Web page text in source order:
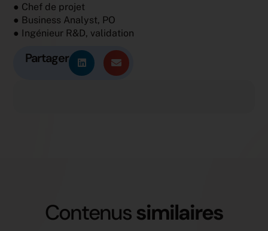
● Chef de projet
● Business Analyst, PO
● Ingénieur R&D, validation
Partager
Contenussimilaires